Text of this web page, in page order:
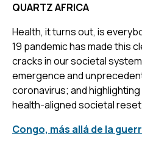
QUARTZ AFRICA
Health, it turns out, is
19 pandemic has made this
cracks in our societal
emergence and
coronavirus; and
health-aligned societal
Congo, más allá de la